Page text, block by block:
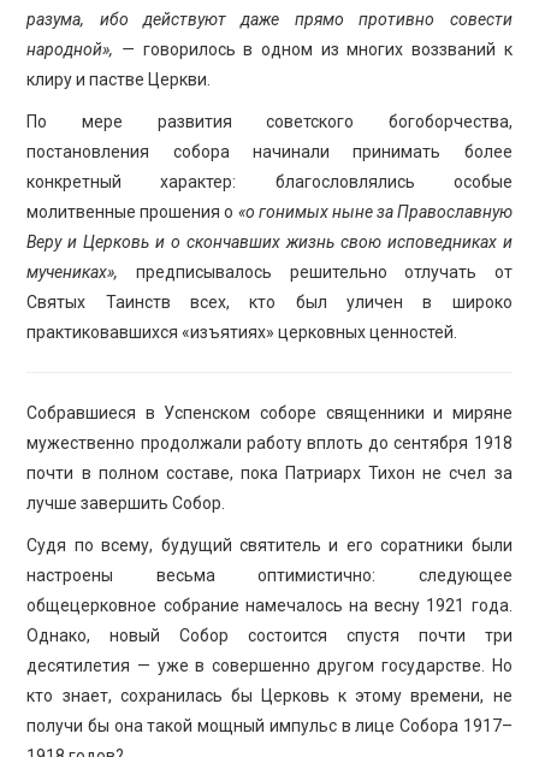
разума, ибо действуют даже прямо противно совести
народной», — говорилось в одном из многих воззваний к
клиру и пастве Церкви.
По мере развития советского богоборчества,
постановления собора начинали принимать более
конкретный характер: благословлялись особые
молитвенные прошения о «о гонимых ныне за Православную
Веру и Церковь и о скончавших жизнь свою исповедниках и
мучениках», предписывалось решительно отлучать от
Святых Таинств всех, кто был уличен в широко
практиковавшихся «изъятиях» церковных ценностей.
Собравшиеся в Успенском соборе священники и миряне
мужественно продолжали работу вплоть до сентября 1918
почти в полном составе, пока Патриарх Тихон не счел за
лучше завершить Собор.
Судя по всему, будущий святитель и его соратники были
настроены весьма оптимистично: следующее
общецерковное собрание намечалось на весну 1921 года.
Однако, новый Собор состоится спустя почти три
десятилетия — уже в совершенно другом государстве. Но
кто знает, сохранилась бы Церковь к этому времени, не
получи бы она такой мощный импульс в лице Собора 1917–